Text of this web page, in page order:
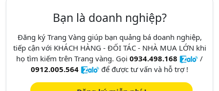
Bạn là doanh nghiệp?
Đăng ký Trang Vàng giúp bạn quảng bá doanh nghiệp,
tiếp cận với KHÁCH HÀNG - ĐỐI TÁC - NHÀ MUA LỚN khi
họ tìm kiếm trên Trang vàng. Gọi 0934.498.168
/
0912.005.564
để được tư vấn và hỗ trợ !